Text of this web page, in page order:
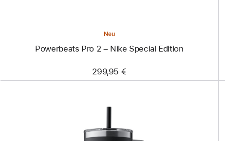
Neu
Powerbeats Pro 2 – Nike Special Edition
299,95 €